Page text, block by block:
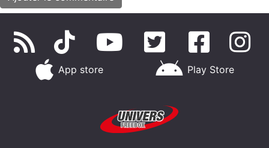
App store Play Store